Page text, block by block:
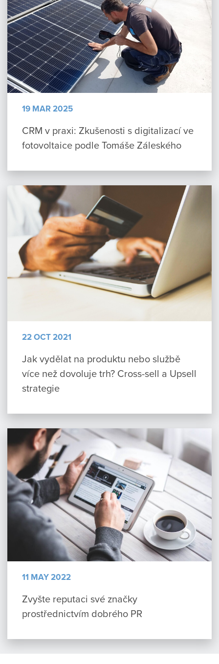
19 MAR 2025
CRM v praxi: Zkušenosti s digitalizací ve
fotovoltaice podle Tomáše Záleského
22 OCT 2021
Jak vydělat na produktu nebo službě
více než dovoluje trh? Cross-sell a Upsell
strategie
11 MAY 2022
Zvyšte reputaci své značky
prostřednictvím dobrého PR